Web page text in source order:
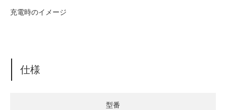
充電時のイメージ
仕様
型番